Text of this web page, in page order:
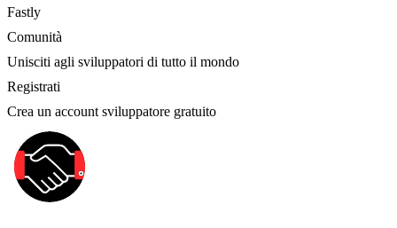
Fastly
Comunità
Unisciti agli sviluppatori di tutto il mondo
Registrati
Crea un account sviluppatore gratuito